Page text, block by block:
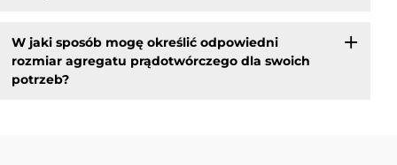
W jaki sposób mogę określić odpowiedni
rozmiar agregatu prądotwórczego dla swoich
potrzeb?